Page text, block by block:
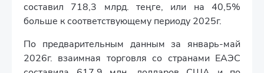
составил 718,3 млрд. теңге, или на 40,5%
больше к соответствующему периоду 2025г.
По предварительным данным за январь-май
2026г. взаимная торговля со странами ЕАЭС